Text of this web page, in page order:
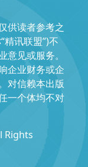
供读者参考之
精讯联盟”)不
见或服务。
企业财务或企
对信赖本出版
一个体均不对
Rights